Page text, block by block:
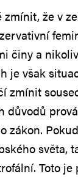
zmínit, že v
činy a
je však
zmínit
důvodů
zákon.
světa,
Toto je